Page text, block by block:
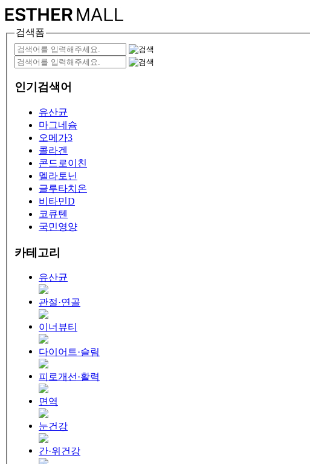
검색폼
인기검색어
유산균
마그네슘
오메가3
콜라겐
콘드로이친
멜라토닌
글루타치온
비타민D
코큐텐
국민영양
카테고리
유산균
관절·연골
이너뷰티
다이어트·슬림
피로개선·활력
면역
눈건강
간·위건강